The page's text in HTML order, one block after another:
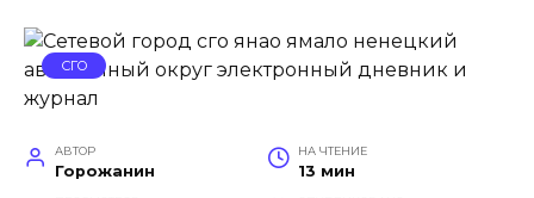
СГО
АВТОР
Горожанин
НА ЧТЕНИЕ
13 мин